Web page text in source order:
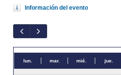
Información del evento
lun. mar. mié. jue.